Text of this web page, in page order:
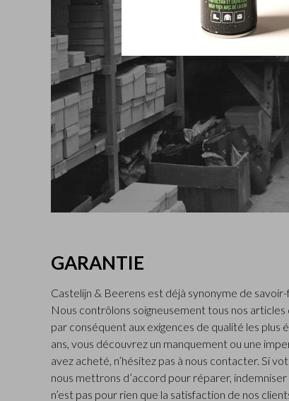
GARANTIE
Castelijn & Beerens est déjà synonyme de
Nous contrôlons soigneusement tous nos
par conséquent aux exigences de qualité les plus
ans, vous découvrez un manquement ou une
avez acheté, n’hésitez pas à nous contacter. Si
nous mettrons d’accord pour réparer,
n’est pas pour rien que la satisfaction de nos